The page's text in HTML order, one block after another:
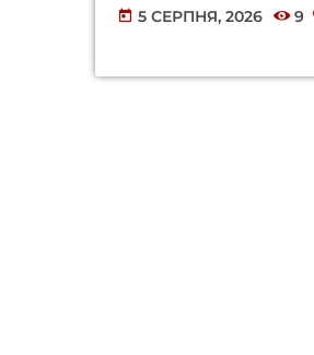
today 5 СЕРПНЯ, 2026 9